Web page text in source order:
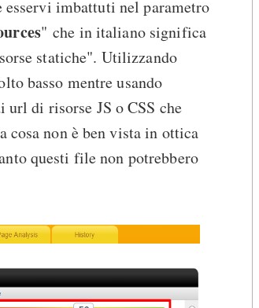
imbattuti nel parametro
" che in italiano significa
statiche". Utilizzando
basso mentre usando
url di risorse JS o CSS che
cosa non è ben vista in ottica
questi file non potrebbero